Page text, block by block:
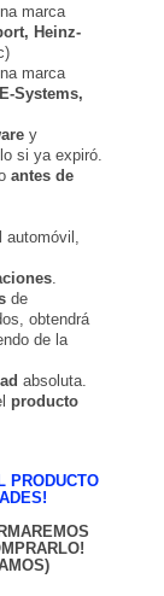
marca
Heinz-
marca
Systems,
y
si ya expiró.
antes de
de
obtendrá
de la
absoluta.
producto
PRODUCTO